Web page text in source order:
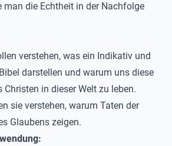
man die Echtheit in der Nachfolge
verstehen, was ein Indikativ und
darstellen und warum uns diese
in dieser Welt zu leben.
sie verstehen, warum Taten der
Glaubens zeigen.